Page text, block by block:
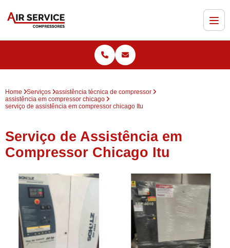
Home Serviços
assistência técnica de compressor
assistência em compressor chicago
serviço de assistência em compressor chicago Itu
Serviço de Assistência em
Compressor Chicago Itu